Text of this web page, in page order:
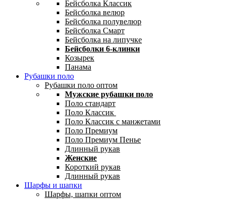
Бейсболка Классик
Бейсболка велюр
Бейсболка полувелюр
Бейсболка Смарт
Бейсболка на липучке
Бейсболки 6-клинки
Козырек
Панама
Рубашки поло
Рубашки поло оптом
Мужские рубашки поло
Поло стандарт
Поло Классик
Поло Классик с манжетами
Поло Премиум
Поло Премиум Пенье
Длинный рукав
Женские
Короткий рукав
Длинный рукав
Шарфы и шапки
Шарфы, шапки оптом